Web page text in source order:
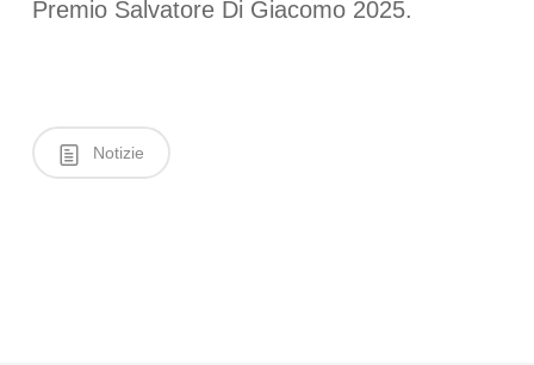
Premio Salvatore Di Giacomo 2025.
Notizie